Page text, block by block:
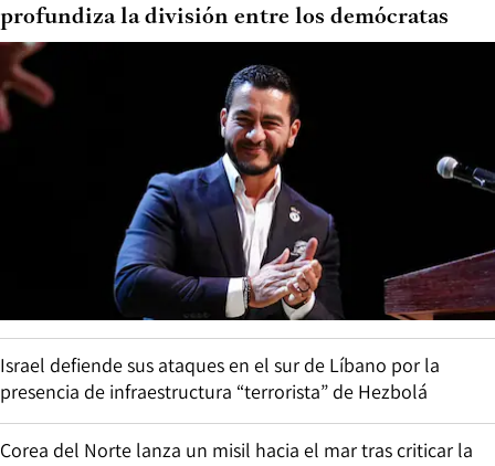
profundiza la división entre los demócratas
Israel defiende sus ataques en el sur de Líbano por la
presencia de infraestructura “terrorista” de Hezbolá
Corea del Norte lanza un misil hacia el mar tras criticar la